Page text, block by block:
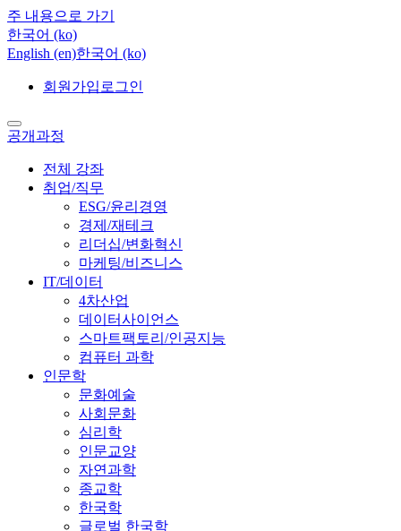
주 내용으로 가기
한국어 ‎(ko)‎
English ‎(en)‎한국어 ‎(ko)‎
회원가입 로그인
공개과정
전체 강좌
취업/직무
ESG/윤리경영
경제/재테크
리더십/변화혁신
마케팅/비즈니스
IT/데이터
4차산업
데이터사이언스
스마트팩토리/인공지능
컴퓨터 과학
인문학
문화예술
사회문화
심리학
인문교양
자연과학
종교학
한국학
글로벌 한국학